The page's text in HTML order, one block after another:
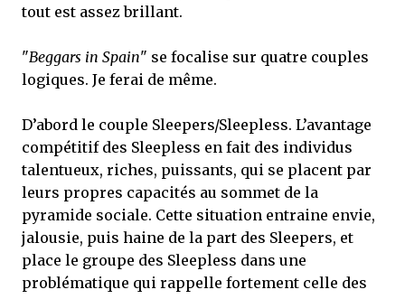
tout est assez brillant.
"Beggars in Spain" se focalise sur quatre couples
logiques. Je ferai de même.
D’abord le couple Sleepers/Sleepless. L’avantage
compétitif des Sleepless en fait des individus
talentueux, riches, puissants, qui se placent par
leurs propres capacités au sommet de la
pyramide sociale. Cette situation entraine envie,
jalousie, puis haine de la part des Sleepers, et
place le groupe des Sleepless dans une
problématique qui rappelle fortement celle des